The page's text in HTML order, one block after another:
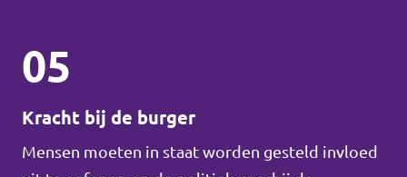
05
Kracht bij de burger
Mensen moeten in staat worden gesteld invloed